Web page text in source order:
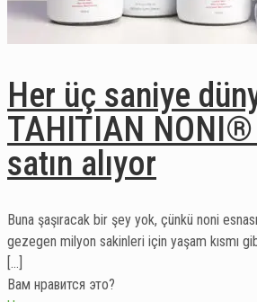
Her üç saniye
TAHITIAN
satın alıyor
Buna şaşıracak bir şey yok, çünkü noni
gezegen milyon sakinleri için yaşam kısmı
[…]
Вам нравится это?